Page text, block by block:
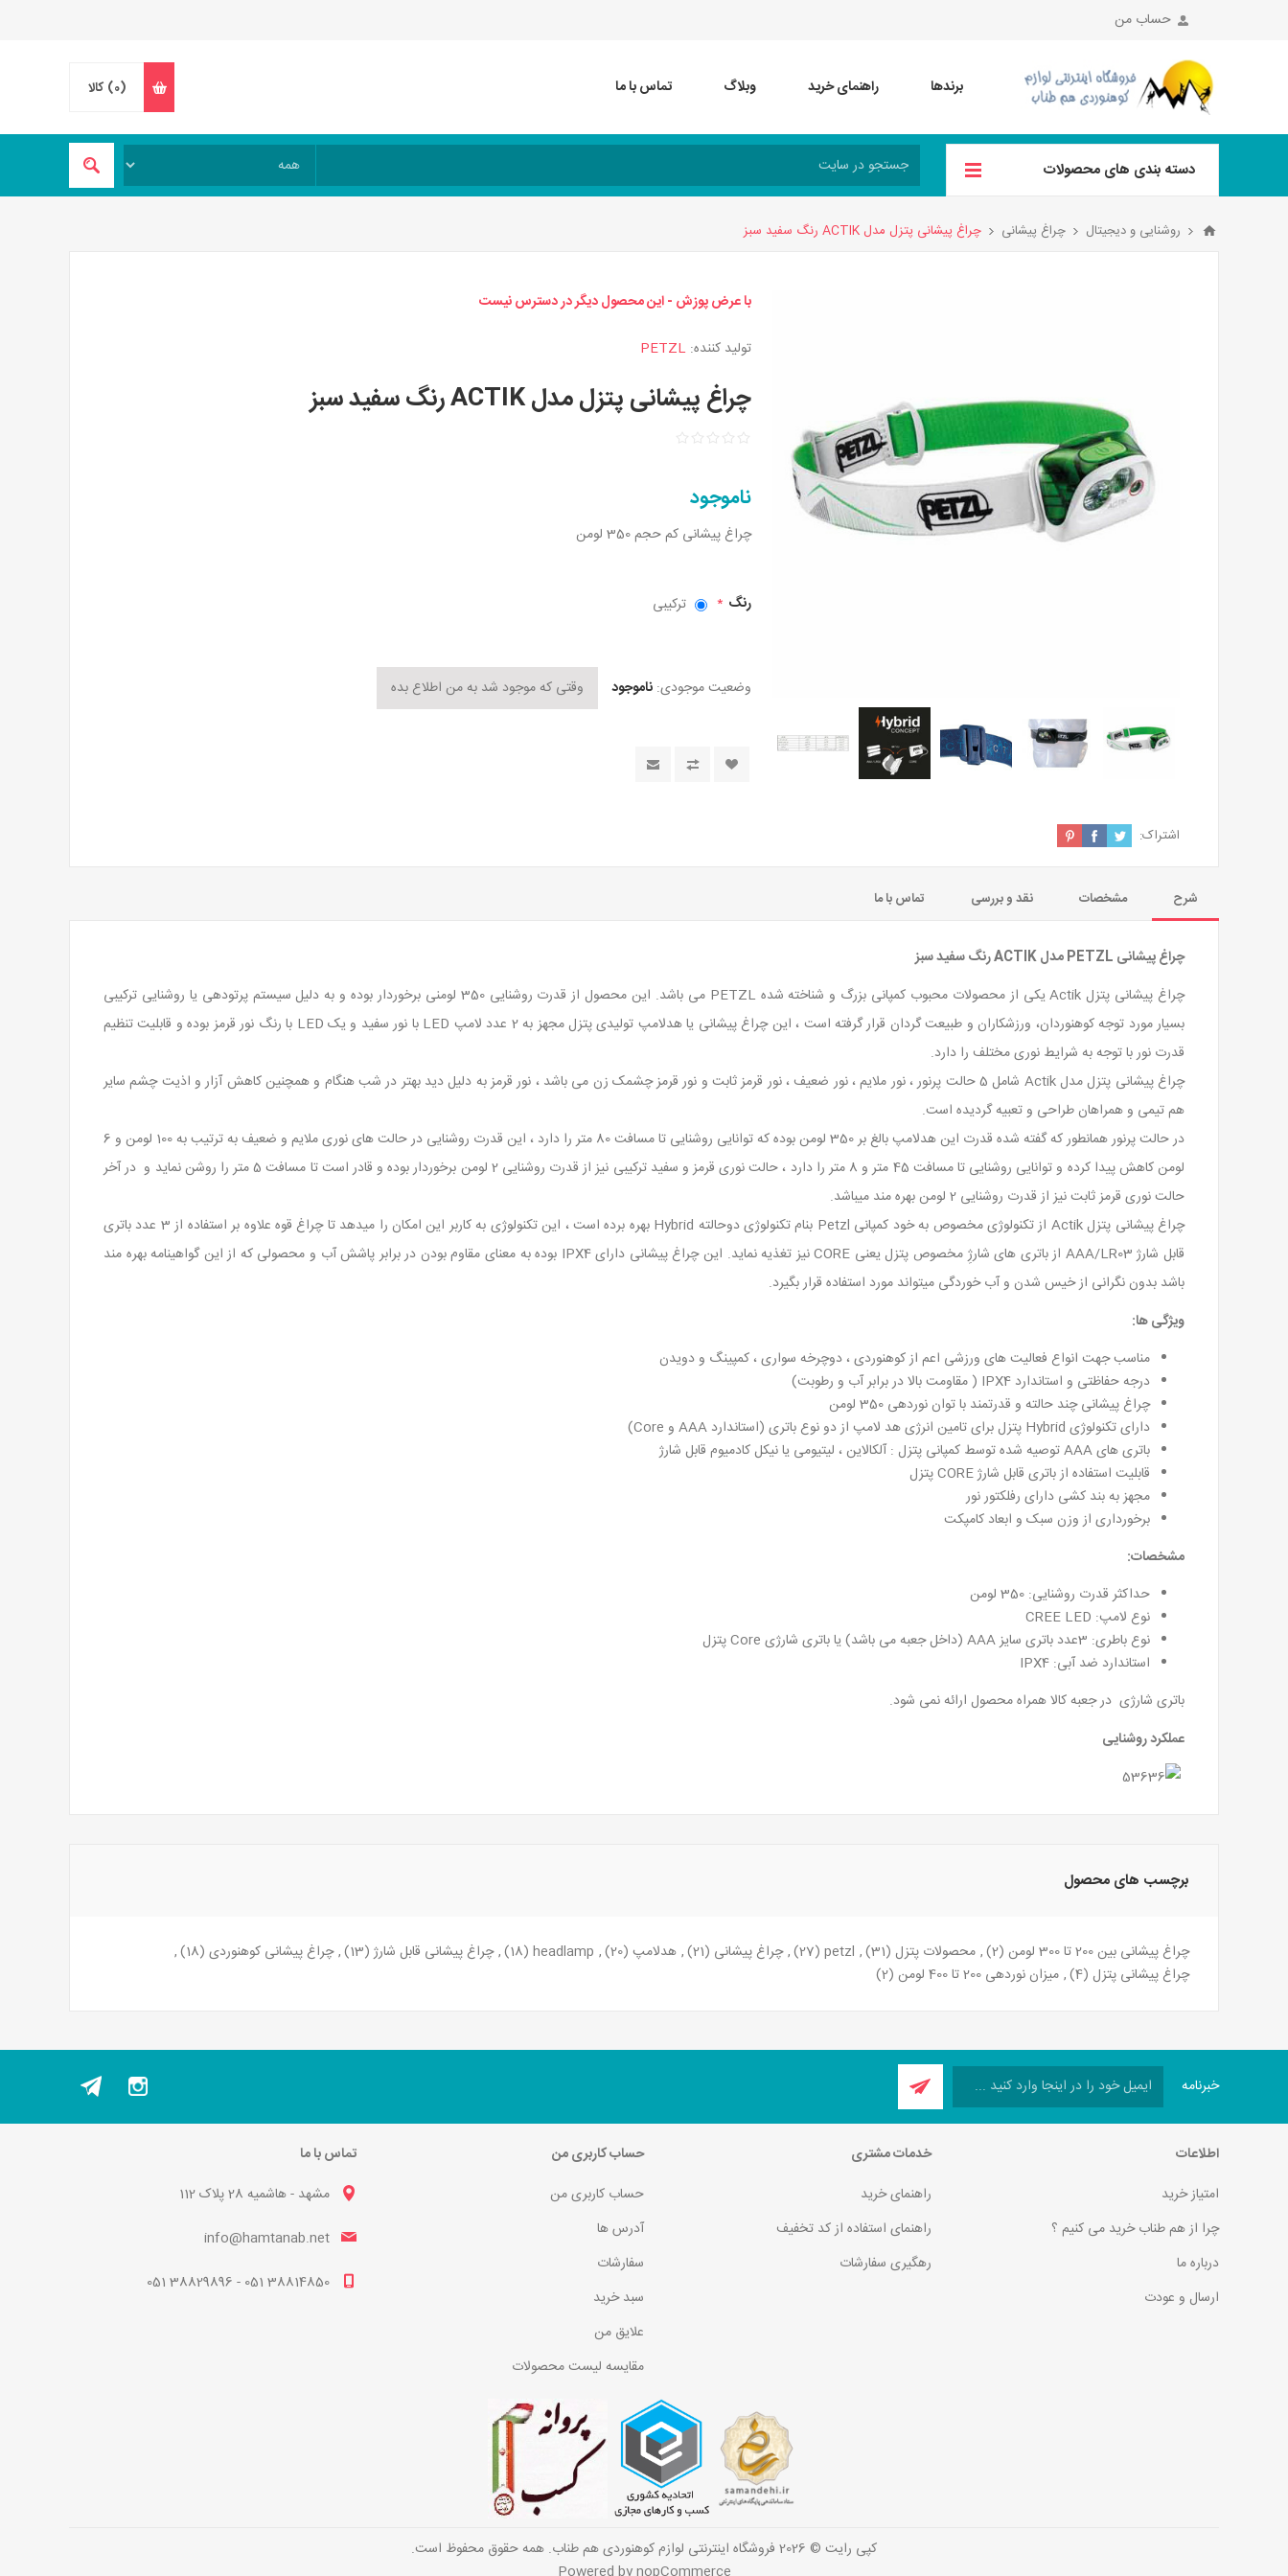
حساب من
برندها راهنمای خرید وبلاگ تماس با ما (0) کالا
دسته بندی های محصولات
روشنایی و دیجیتال چراغ پیشانی چراغ پیشانی پتزل مدل ACTIK رنگ سفید سبز
با عرض پوزش - این محصول دیگر در دسترس نیست
تولید کننده: PETZL
چراغ پیشانی پتزل مدل ACTIK رنگ سفید سبز
ناموجود
چراغ پیشانی کم حجم 350 لومن
رنگ * ترکیبی
وضعیت موجودی: ناموجود
اشتراک:
شرح مشخصات نقد و بررسی تماس با ما
چراغ پیشانی PETZL مدل ACTIK رنگ سفید سبز
چراغ پیشانی پتزل Actik یکی از محصولات محبوب کمپانی بزرگ و شناخته شده PETZL می باشد. این محصول از قدرت روشنایی 350 لومنی برخوردار بوده و به دلیل سیستم پرتودهی یا روشنایی ترکیبی
بسیار مورد توجه کوهنوردان، ورزشکاران و طبیعت گردان قرار گرفته است ، این چراغ پیشانی یا هدلامپ تولیدی پتزل مجهز به 2 عدد لامپ LED با نور سفید و یک LED با رنگ نور قرمز بوده و قابلیت تنظیم
قدرت نور با توجه به شرایط نوری مختلف را دارد.
چراغ پیشانی پتزل مدل Actik شامل 5 حالت پرنور ، نور ملایم ، نور ضعیف ، نور قرمز ثابت و نور قرمز چشمک زن می باشد ، نور قرمز به دلیل دید بهتر در شب هنگام و همچنین کاهش آزار و اذیت چشم سایر
هم تیمی و همراهان طراحی و تعبیه گردیده است.
در حالت پرنور همانطور که گفته شده قدرت این هدلامپ بالغ بر 350 لومن بوده که توانایی روشنایی تا مسافت 80 متر را دارد ، این قدرت روشنایی در حالت های نوری ملایم و ضعیف به ترتیب به 100 لومن و 6
لومن کاهش پیدا کرده و توانایی روشنایی تا مسافت 45 متر و 8 متر را دارد ، حالت نوری قرمز و سفید ترکیبی نیز از قدرت روشنایی 2 لومن برخوردار بوده و قادر است تا مسافت 5 متر را روشن نماید و در آخر
حالت نوری قرمز ثابت نیز از قدرت روشنایی 2 لومن بهره مند میباشد.
چراغ پیشانی پتزل Actik از تکنولوژی مخصوص به خود کمپانی Petzl بنام تکنولوژی دوحالته Hybrid بهره برده است ، این تکنولوژی به کاربر این امکان را میدهد تا چراغ قوه علاوه بر استفاده از 3 عدد باتری
قابل شارژ AAA/LR03 از باتری های شارژِ مخصوص پتزل یعنی CORE نیز تغذیه نماید. این چراغ پیشانی دارای IPX4 بوده به معنای مقاوم بودن در برابر پاشش آب و
محصولی که از این گواهینامه بهره مند
باشد بدون نگرانی از خیس شدن و آب خوردگی میتواند مورد استفاده قرار بگیرد.
ویژگی ها:
مناسب جهت انواع فعالیت های ورزشی اعم از کوهنوردی ، دوچرخه سواری ، کمپینگ و دویدن
درجه حفاظتی و استاندارد IPX4 ( مقاومت بالا در برابر آب و رطوبت)
چراغ پیشانی چند حالته و قدرتمند با توان نوردهی 350 لومن
دارای تکنولوژی Hybrid پتزل برای تامین انرژی هد لامپ از دو نوع باتری (استاندارد AAA و Core)
باتری های AAA توصیه شده توسط کمپانی پتزل :
آلکالاین ، لیتیومی یا نیکل کادمیوم قابل شارژ
قابلیت استفاده از باتری قابل شارژ CORE پتزل
مجهز به بند کشی دارای رفلکتور نور
برخورداری از وزن سبک و ابعاد کامپکت
مشخصات:
حداکثر قدرت روشنایی: 350 لومن
نوع لامپ: CREE LED
نوع باطری: 3عدد باتری سایز AAA (داخل جعبه می باشد) یا باتری شارژی Core پتزل
استاندارد ضد آبی: IPX4
باتری شارژی در جعبه کالا همراه محصول ارائه نمی شود.
عملکرد روشنایی
برچسب های محصول
چراغ پیشانی بین 200 تا 300 لومن (2)
, محصولات پتزل (31)
,
petzl
(27)
, چراغ پیشانی (21)
, هدلامپ (20)
,
headlamp
(18)
, چراغ پیشانی قابل شارژ (13)
, چراغ پیشانی کوهنوردی (18)
,
چراغ پیشانی پتزل (4)
, میزان نوردهی 200 تا 400 لومن (2)
خبرنامه
اطلاعات
امتیاز خرید
چرا از هم طناب خرید می کنیم ؟
درباره ما
ارسال و عودت
خدمات مشتری
راهنمای خرید
راهنمای استفاده از کد تخفیف
رهگیری سفارشات
حساب کاربری من
حساب کاربری من
آدرس ها
سفارشات
سبد خرید
علایق من
مقایسه لیست محصولات
تماس با ما
مشهد - هاشمیه 28 پلاک 112
info@hamtanab.net
38814850 051 - 38829896 051
کپی رایت © 2026 فروشگاه اینترنتی لوازم کوهنوردی هم طناب. همه حقوق محفوظ است.